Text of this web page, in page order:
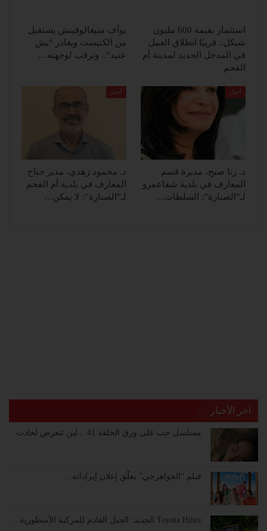
استثمار بقيمة 600 مليون
شيكل.. قريبًا انطلاق العمل
في المدخل الجديد لمدينة أم
الفحم
يوآف سيغالوفيتش يستقيل
من الكنيست ويغادر “يش
عتيد”.. وترقب لوجهته…
أخبار
د. رنا صبح، مديرة قسم
المعارف في بلدية شفاعمرو
لـ”الصنارة”: السلطات…
أخبار
د. محمود زهدي، مدير جناح
المعارف في بلدية أم الفحم
لـ”الصنارة”: لا يمكن…
آخر الأخبار
مسلسل حب على ورق الحلقة 41 .. لين تتعرض لحادث
فيلم “الجواهرجي” يعلّق إعلان إيراداته…
Toyota Hilux الجديد: الجيل القادم للمركبة الأسطورية…